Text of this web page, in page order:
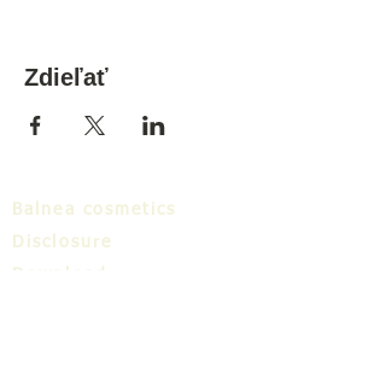
Zdieľať
Balnea cosmetics
Disclosure
Download